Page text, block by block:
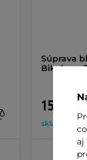
Súprava
Bikobran
15,90 €
skladom na
+
aj